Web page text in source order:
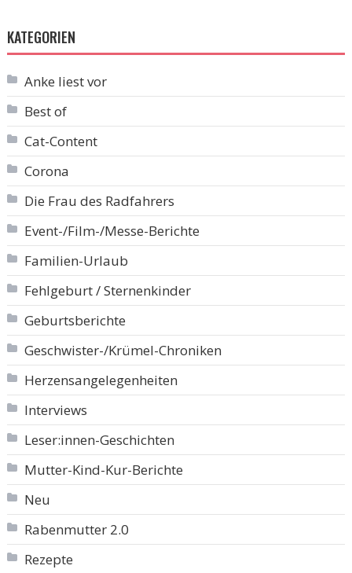
KATEGORIEN
Anke liest vor
Best of
Cat-Content
Corona
Die Frau des Radfahrers
Event-/Film-/Messe-Berichte
Familien-Urlaub
Fehlgeburt / Sternenkinder
Geburtsberichte
Geschwister-/Krümel-Chroniken
Herzensangelegenheiten
Interviews
Leser:innen-Geschichten
Mutter-Kind-Kur-Berichte
Neu
Rabenmutter 2.0
Rezepte